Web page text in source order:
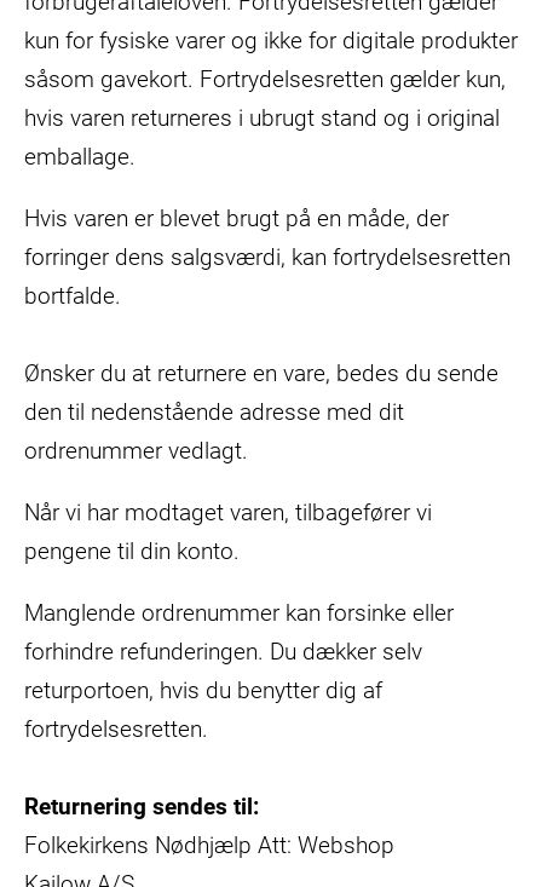
kun for fysiske varer og ikke for digitale produkter
såsom gavekort. Fortrydelsesretten gælder kun,
hvis varen returneres i ubrugt stand og i original
emballage.
Hvis varen er blevet brugt på en måde, der
forringer dens salgsværdi, kan fortrydelsesretten
bortfalde.
Ønsker du at returnere en vare, bedes du sende
den til nedenstående adresse med dit
ordrenummer vedlagt.
Når vi har modtaget varen, tilbagefører vi
pengene til din konto.
Manglende ordrenummer kan forsinke eller
forhindre refunderingen. Du dækker selv
returportoen, hvis du benytter dig af
fortrydelsesretten.
Returnering sendes til:
Folkekirkens Nødhjælp Att: Webshop